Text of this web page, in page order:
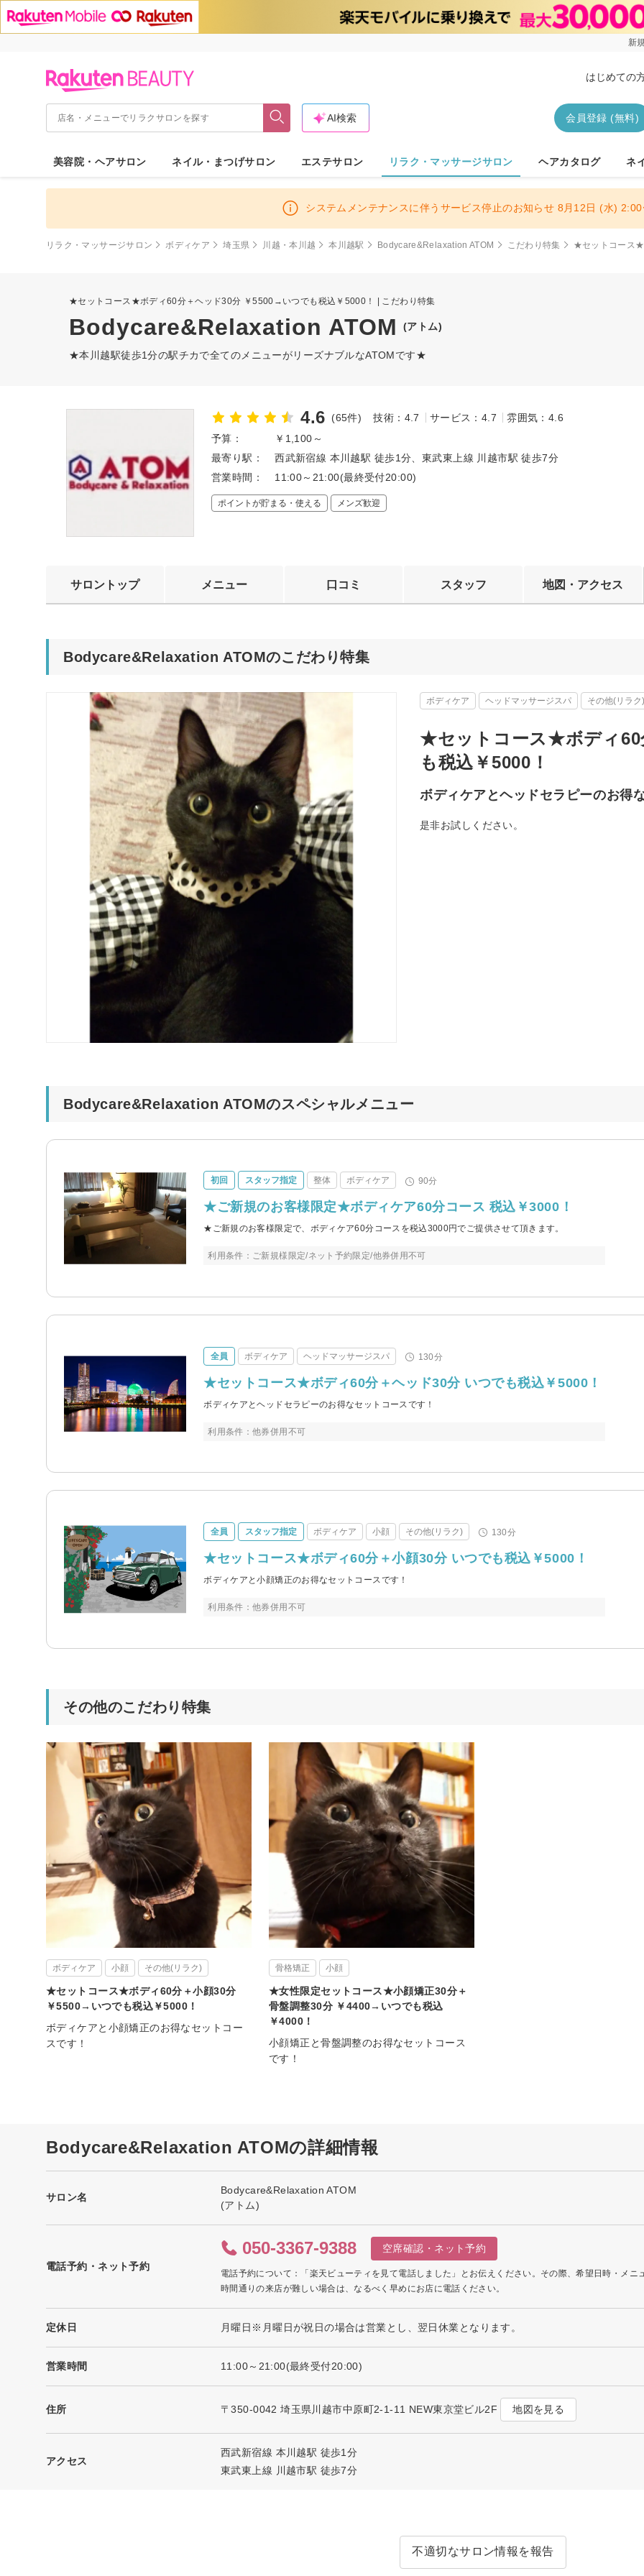
新
はじめての
会員登録 (無料)
AI検索
美容院・ヘアサロン ネイル・まつげサロン エステサロン リラク・マッサージサロン ヘアカタログ ネ
システムメンテナンスに伴うサービス停止のお知らせ 8月12日 (水)
リラク・マッサージサロン ボディケア 埼玉県 川越・本川越 本川越駅 Bodycare&Relaxation ATOM こだわり特集 ★セットコース★
★セットコース★ボディ60分＋ヘッド30分 ￥5500→いつでも税込￥5000！ | こだわり特集
Bodycare&Relaxation ATOM (アトム)
★本川越駅徒歩1分の駅チカで全てのメニューがリーズナブルなATOMです★
4.6 (65件) 技術：4.7 サービス：4.7
雰囲気：4.6
予算：
￥1,100～
最寄り駅：
西武新宿線 本川越駅 徒歩1分、東武東上線 川越市駅 徒歩7分
営業時間：
11:00～21:00(最終受付20:00)
ポイントが貯まる・使える メンズ歓迎
サロントップ メニュー 口コミ スタッフ 地図・アクセス
Bodycare&Relaxation ATOMのこだわり特集
ボディケア ヘッドマッサージスパ その他(リラク)
★セットコース★ボディ60
も税込￥5000！
ボディケアとヘッドセラピーのお得
是非お試しください。
Bodycare&Relaxation ATOMのスペシャルメニュー
初回 スタッフ指定 整体 ボディケア 90分
★ご新規のお客様限定★ボディケア60分コース 税込￥3000！
★ご新規のお客様限定で、ボディケア60分コースを税込3000円でご提供させて頂きます。
利用条件：ご新規様限定/ネット予約限定/他券併用不可
全員 ボディケア ヘッドマッサージスパ 130分
★セットコース★ボディ60分＋ヘッド30分 いつでも税込￥5000！
ボディケアとヘッドセラピーのお得なセットコースです！
利用条件：他券併用不可
全員 スタッフ指定 ボディケア 小顔 その他(リラク) 130分
★セットコース★ボディ60分＋小顔30分 いつでも税込￥5000！
ボディケアと小顔矯正のお得なセットコースです！
利用条件：他券併用不可
その他のこだわり特集
ボディケア 小顔 その他(リラク)
★セットコース★ボディ60分＋小顔30分
￥5500→いつでも税込￥5000！
ボディケアと小顔矯正のお得なセットコー
スです！
骨格矯正 小顔
★女性限定セットコース★小顔矯正30分＋
骨盤調整30分 ￥4400→いつでも税込
￥4000！
小顔矯正と骨盤調整のお得なセットコース
です！
Bodycare&Relaxation ATOMの詳細情報
サロン名
Bodycare&Relaxation ATOM
(アトム)
電話予約・ネット予約
050-3367-9388 空席確認・ネット予約
電話予約について：「楽天ビューティを見て電話しました」とお伝えください。その際、希望日時・メニ
時間通りの来店が難しい場合は、なるべく早めにお店に電話ください。
定休日 月曜日※月曜日が祝日の場合は営業とし、翌日休業となります。
営業時間 11:00～21:00(最終受付20:00)
住所 〒350-0042 埼玉県川越市中原町2-1-11 NEW東京堂ビル2F 地図を見る
アクセス
西武新宿線 本川越駅 徒歩1分
東武東上線 川越市駅 徒歩7分
不適切なサロン情報を報告